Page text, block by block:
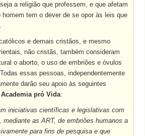
a religião que professem, e que afetam
tem o dever de se opor às leis que
e demais cristãos, e mesmo
não cristãs, também consideram
o aborto, o uso de embriões e óvulos
essas pessoas, independentemente
darão seu apoio às seguintes
pró Vida:
iniciativas científicas e legislativas com
mediante as ART, de embriões humanos a
para fins de pesquisa e que